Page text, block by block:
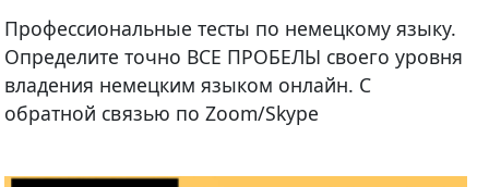
Профессиональные тесты по немецкому языку.
Определите точно ВСЕ ПРОБЕЛЫ своего уровня
владения немецким языком онлайн. С
обратной связью по Zoom/Skype